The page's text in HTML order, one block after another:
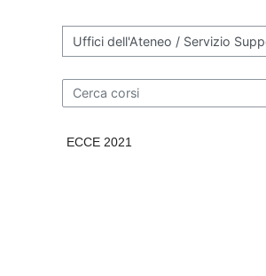
Categorie di corso
Cerca corsi
ECCE 2021